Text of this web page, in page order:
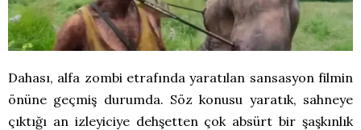
Dahası, alfa zombi etrafında yaratılan sansasyon filmin
önüne geçmiş durumda. Söz konusu yaratık, sahneye
çıktığı an izleyiciye dehşetten çok absürt bir şaşkınlık